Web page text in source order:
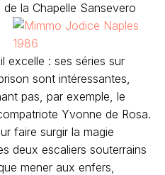
la Chapelle Sansevero
excelle : ses séries sur
sont intéressantes,
pas, par exemple, le
Yvonne de Rosa.
faire surgir la magie
deux escaliers souterrains
mener aux enfers,